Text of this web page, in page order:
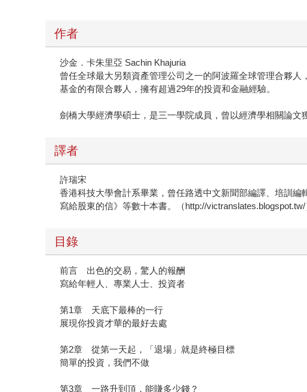
作者
沙金．卡朱里亞 Sachin Khajuria
曾任全球最大另類資產管理公司之一的阿波羅全球管理合夥
基金的有限合夥人，擁有超過29年的投資和金融經驗。
劍橋大學經濟學碩士，是三一學院成員，曾以經濟學相關論文
譯者
許瑞宋
香港科技大學會計系畢業，曾任路透中文新聞部編譯、培訓
寫給股東的信》等數十本書。（http://victranslates.blogspot.tw/
目錄
前言 出色的交易，驚人的報酬
寫給年輕人、專業人士、投資者
第1章 天底下最棒的一行
展現你投資才華的最好去處
第2章 從第一天起，「退場」就是終極目標
簡單的投資，我們不做
第3章 一路升到頂，能賺多少錢？